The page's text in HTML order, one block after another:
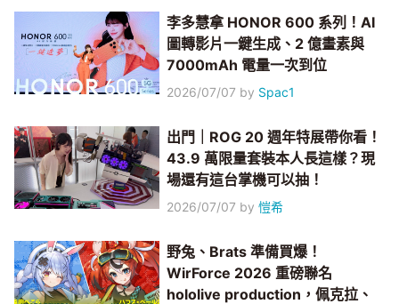
李多慧拿 HONOR 600 系列！AI
圖轉影片一鍵生成、2 億畫素與
7000mAh 電量一次到位
2026/07/07 by Spac1
出門｜ROG 20 週年特展帶你看！
43.9 萬限量套裝本人長這樣？現
場還有這台掌機可以抽！
2026/07/07 by愷希
野兔、Brats 準備買爆！
WirForce 2026 重磅聯名
hololive production，佩克拉、